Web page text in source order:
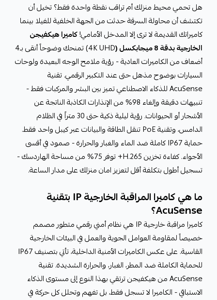
هل تحمي محيط منزلك أم تراقب نقطة واحدة فقط؟ تخيل أن
تكتشف أن محاولة السرقة حدثت من الجهة الخلفية للفيلا بينما
كاميراتك القديمة لا ترى إلا المدخل الأمامي!كاميرا هيكفيجن
الخارجية بدقة 8 ميجابكسل (
4K UHD) تمنحك وضوحاً أنقى بـ4
أضعاف من الكاميرات العادية - رؤية ملامح الوجه البعيدة ولوحات
السيارات بوضوح مذهل حتى عند التكبير الرقمي. تقنية
AcuSense للذكاء الاصطناعي تميز بين البشر والمركبات فقط -
تنبيهات دقيقة وإلغاء 98% من الإنذارات الكاذبة الناتجة عن
الأشجار أو الحيوانات. رؤية ليلية ذكية حتى 30 متراً في الظلام
الدامس، وتقنية PoE تنقل الطاقة والبيانات عبر كيبل واحد فقط.
حماية IP67 كاملة ضد الماء والغبار والحرارة - صمود في أقسى
الأجواء. كفاءة تخزين H.265+ توفر 75% من مساحة الهاردسك -
تسجيل أطول بتكلفة أقل لتعزيز امان منزلك على مدار الساعة.
ما هي كاميرا المراقبة الخارجية IP بتقنية
AcuSense؟
كاميرا مراقبة خارجية IP هي نظام أمني رقمي متطور مصمم
خصيصاً لمقاومة العوامل الجوية والعمل في البيئات الخارجية
القاسية. على عكس الكاميرات الأمنية الداخلية، تأتي بتصنيف IP67
للحماية الكاملة ضد المطر، الغبار، والحرارة الشديدة. تقنية
AcuSense من هيكفيجن ترتقي بهذا النوع إلى مستوى الذكاء
الاستباقي - الكاميرا لا تسجل فقط، بل تفهم وتحلل كل حركة في